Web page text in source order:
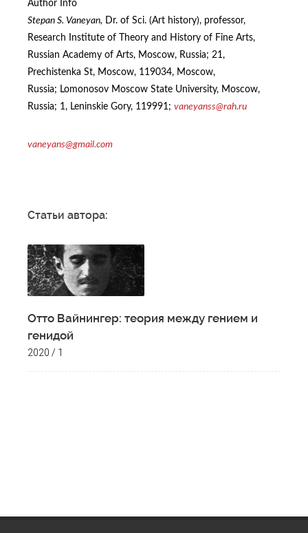
Author Info
Stepan S. Vaneyan, Dr. of Sci. (Art history), professor,
Research Institute of Theory and History of Fine Arts,
Russian Academy of Arts, Moscow, Russia; 21,
Prechistenka St, Moscow, 119034, Moscow,
Russia; Lomonosov Moscow State University, Moscow,
Russia; 1, Leninskie Gory, 119991; vaneyanss@rah.ru
vaneyans@gmail.com
Статьи автора:
Отто Вайнингер: теория между гением и
генидой
2020 / 1